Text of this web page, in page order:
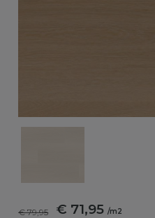
€ 79,95 € 71,95/m2